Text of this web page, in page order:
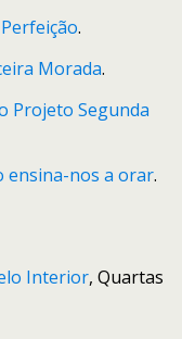
.
Morada.
Projeto Segunda
ensina-nos a orar.
Interior, Quartas